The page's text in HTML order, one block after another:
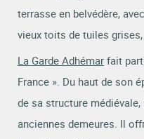
terrasse en belvédère,
vieux toits de tuiles grises,
La Garde Adhémar fait
France ». Du haut de son
de sa structure
anciennes demeures. Il